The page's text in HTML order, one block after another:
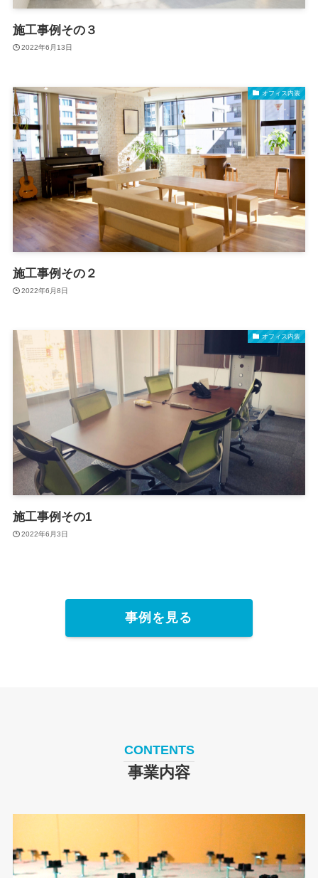
施工事例その３
2022年6月13日
オフィス内装
施工事例その２
2022年6月8日
オフィス内装
施工事例その1
2022年6月3日
事例を見る
CONTENTS
事業内容